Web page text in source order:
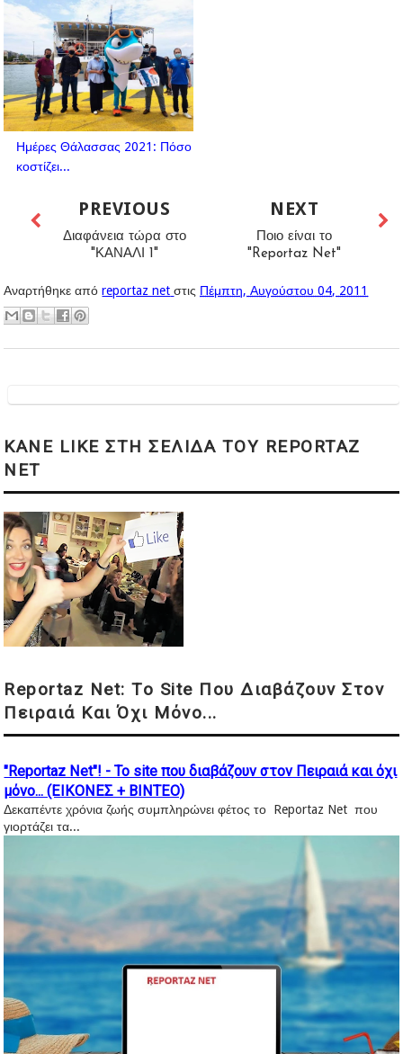
Ημέρες Θάλασσας 2021: Πόσο
κοστίζει...
NEXT
Ποιο είναι το
"Reportaz Net"
PREVIOUS
Διαφάνεια τώρα στο
"ΚΑΝΑΛΙ 1"
Αναρτήθηκε απόreportaz net στις Πέμπτη, Αυγούστου 04, 2011
KANE LIKE ΣΤΗ ΣΕΛΙΔΑ ΤΟΥ REPORTAZ
NET
Reportaz Net: Το Site Που Διαβάζουν Στον
Πειραιά Και Όχι Μόνο...
"Reportaz Net"! - Το site που διαβάζουν στον Πειραιά και όχι
μόνο... (ΕΙΚΟΝΕΣ + ΒΙΝΤΕΟ)
Δεκαπέντε χρόνια ζωής συμπληρώνει φέτος το Reportaz Net που
γιορτάζει τα...